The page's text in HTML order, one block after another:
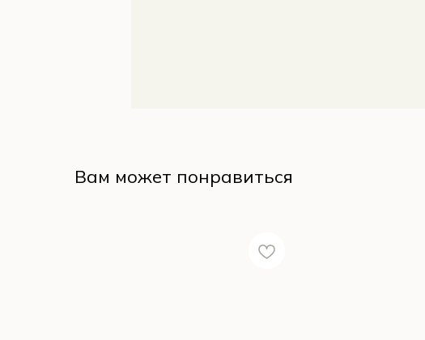
Вам может понравиться